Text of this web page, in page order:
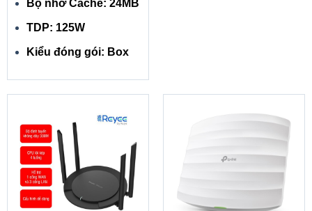
Bộ nhớ Cache: 24MB
TDP: 125W
Kiểu đóng gói: Box